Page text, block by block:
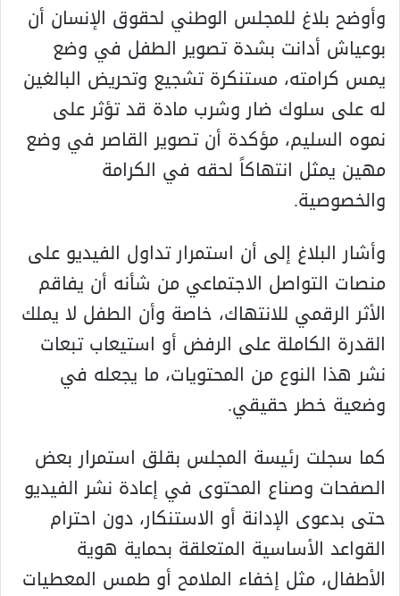
وأوضح بلاغ للمجلس الوطني لحقوق الإنسان أن
بوعياش أدانت بشدة تصوير الطفل في وضع
يمس كرامته، مستنكرة تشجيع وتحريض البالغين
له على سلوك ضار وشرب مادة قد تؤثر على
نموه السليم، مؤكدة أن تصوير القاصر في وضع
مهين يمثل انتهاكاً لحقه في الكرامة
والخصوصية.
وأشار البلاغ إلى أن استمرار تداول الفيديو على
منصات التواصل الاجتماعي من شأنه أن يفاقم
الأثر الرقمي للانتهاك، خاصة وأن الطفل لا يملك
القدرة الكاملة على الرفض أو استيعاب تبعات
نشر هذا النوع من المحتويات، ما يجعله في
وضعية خطر حقيقي.
كما سجلت رئيسة المجلس بقلق استمرار بعض
الصفحات وصناع المحتوى في إعادة نشر الفيديو
حتى بدعوى الإدانة أو الاستنكار، دون احترام
القواعد الأساسية المتعلقة بحماية هوية
الأطفال، مثل إخفاء الملامح أو طمس المعطيات